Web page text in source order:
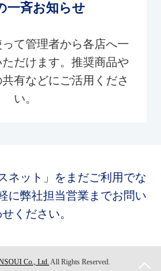
一斉お知らせ
て管理者から各店へ一
だけます。推奨商品や
有などにご活用くださ
い。
ネット」をまだご利用でな
に弊社担当営業までお問い
ください。
Co., Ltd. All Rights Reserved.